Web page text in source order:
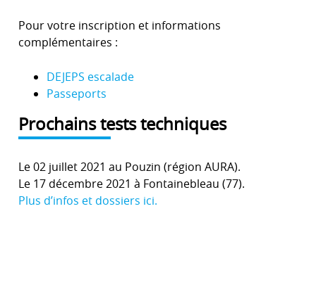
Pour votre inscription et informations
complémentaires :
DEJEPS escalade
Passeports
Prochains tests techniques
Le 02 juillet 2021 au Pouzin (région AURA).
Le 17 décembre 2021 à Fontainebleau (77).
Plus d’infos et dossiers ici.